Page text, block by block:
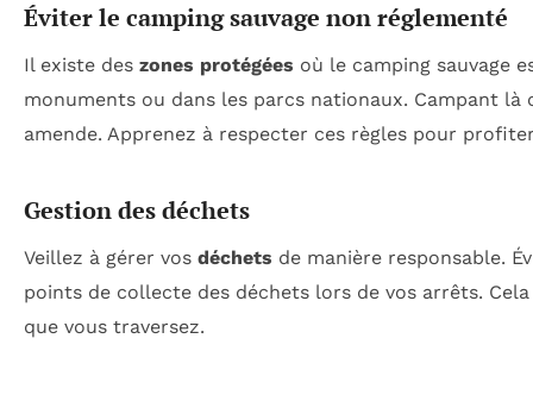
Éviter le camping sauvage non réglementé
Il existe des zones protégées où le camping sauvage
monuments ou dans les parcs nationaux. Campant
amende. Apprenez à respecter ces règles pour
Gestion des déchets
Veillez à gérer vos déchets de manière responsable.
points de collecte des déchets lors de vos arrêts.
que vous traversez.